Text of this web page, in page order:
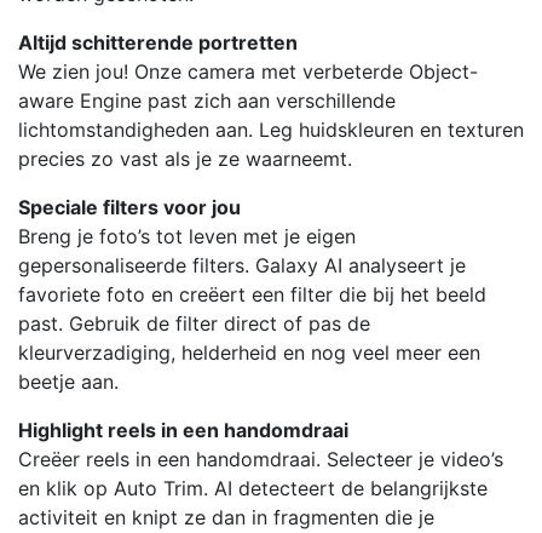
Altijd schitterende portretten
We zien jou! Onze camera met verbeterde Object-
aware Engine past zich aan verschillende
lichtomstandigheden aan. Leg huidskleuren en texturen
precies zo vast als je ze waarneemt.
Speciale filters voor jou
Breng je foto’s tot leven met je eigen
gepersonaliseerde filters. Galaxy AI analyseert je
favoriete foto en creëert een filter die bij het beeld
past. Gebruik de filter direct of pas de
kleurverzadiging, helderheid en nog veel meer een
beetje aan.
Highlight reels in een handomdraai
Creëer reels in een handomdraai. Selecteer je video’s
en klik op Auto Trim. AI detecteert de belangrijkste
activiteit en knipt ze dan in fragmenten die je